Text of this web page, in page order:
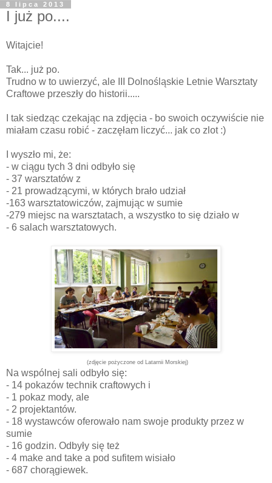
8 lipca 2013
I już po....
Witajcie!
Tak... już po.
Trudno w to uwierzyć, ale III Dolnośląskie Letnie Warsztaty
Craftowe przeszły do historii.....
I tak siedząc czekając na zdjęcia - bo swoich oczywiście nie
miałam czasu robić - zaczęłam liczyć... jak co zlot :)
I wyszło mi, że:
- w ciągu tych 3 dni odbyło się
- 37 warsztatów z
- 21 prowadzącymi, w których brało udział
-163 warsztatowiczów, zajmując w sumie
-279 miejsc na warsztatach, a wszystko to się działo w
- 6 salach warsztatowych.
(zdjęcie pożyczone od Latarnii Morskiej)
Na wspólnej sali odbyło się:
- 14 pokazów technik craftowych i
- 1 pokaz mody, ale
- 2 projektantów.
- 18 wystawców oferowało nam swoje produkty przez w
sumie
- 16 godzin. Odbyły się też
- 4 make and take a pod sufitem wisiało
- 687 chorągiewek.